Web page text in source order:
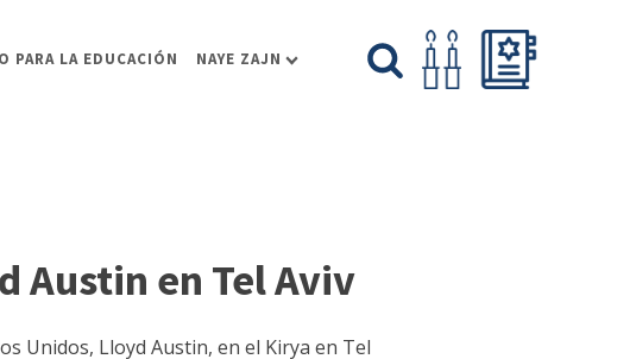
PARA LA EDUCACIÓN NAYE ZAJN
Austin en Tel Aviv
Unidos, Lloyd Austin, en el Kirya en Tel